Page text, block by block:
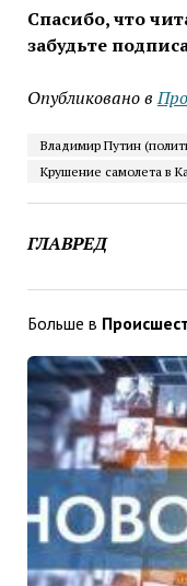
Спасибо, что
забудьте
Опубликовано в
Владимир Путин
Крушение самолета в
ГЛАВРЕД
Больше в